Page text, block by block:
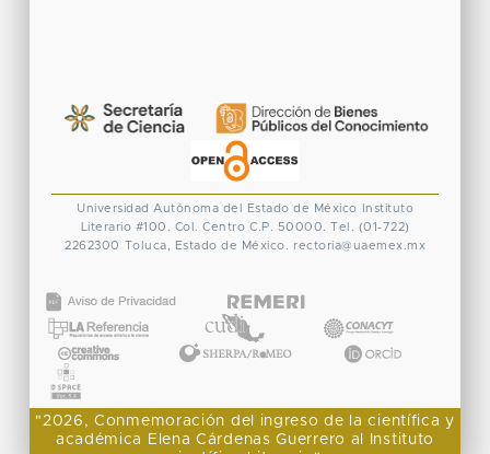
Universidad Autónoma del Estado de México
Instituto
Literario #100. Col. Centro C.P. 50000. Tel. (01-722)
2262300 Toluca, Estado de México. rectoria@uaemex.mx
"2026, Conmemoración del ingreso de la científica y
académica Elena Cárdenas Guerrero al Instituto